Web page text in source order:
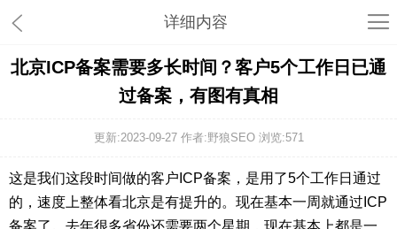
详细内容
北京ICP备案需要多长时间？客户5个工作日已通
过备案，有图有真相
更新:2023-09-27 作者:野狼SEO 浏览:571
这是我们这段时间做的客户ICP备案，是用了5个工作日通过
的，速度上整体看北京是有提升的。现在基本一周就通过ICP
备案了。去年很多省份还需要两个星期，现在基本上都是一